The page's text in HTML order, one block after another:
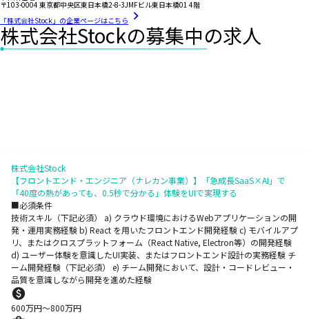
〒103-0004 東京都中央区東日本橋2-8-3JMFビル東日本橋01 4階
「株式会社Stock」の企業ページはこちら
株式会社Stockの募集中の求人
株式会社Stock
【フロントエンド・エンジニア（ナレカン事業）】「急成長SaaS×AI」で
「40度の熱があっても、0.5秒で分かる」体験をUIで実現する
■必須条件
技術スキル（下記必須） a) クラウド環境におけるWebアプリケーションの開
発・運用実務経験 b) React を用いたフロントエンド開発経験 c) モバイルアプ
リ、またはクロスプラットフォーム（React Native, Electron等）の開発経験
d) ユーザー体験を意識したUI実装、またはフロントエンド設計の実務経験 チ
ーム開発経験（下記必須） e) チーム開発において、設計・コードレビュー・
品質を意識しながら開発を進めた経験
600万円〜800万円